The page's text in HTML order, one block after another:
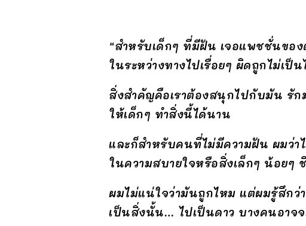
“สำหรับเด็กๆ ที่มีฝัน เจอแพชชั่นขอ
ในระหว่างทางไปเรื่อยๆ ผิดถูกไม่เป็
สิ่งสำคัญคือเราต้องสนุกไปกับมัน รัก
ให้เด็กๆ ทำสิ่งนี้ได้นาน
และก็สำหรับคนที่ไม่มีความฝัน ผมว่าไ
ในความสบายใจหรือสิ่งเล็กๆ น้อยๆ
ผมไม่แน่ใจว่ามันถูกไหม แต่ผมรู้สึกว่
เป็นสิ่งนั้น… ไปเป็นดาว บางคนอาจ